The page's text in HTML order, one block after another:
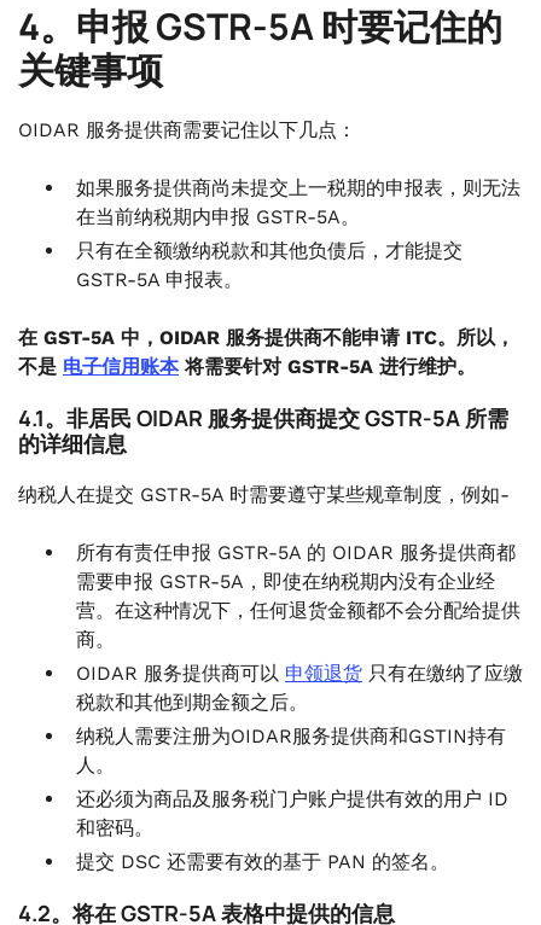
4。申报 GSTR-5A 时要记住的
关键事项
OIDAR 服务提供商需要记住以下几点：
如果服务提供商尚未提交上一税期的申报表，则无法
在当前纳税期内申报 GSTR-5A。
只有在全额缴纳税款和其他负债后，才能提交
GSTR-5A 申报表。
在 GST-5A 中，OIDAR 服务提供商不能申请 ITC。所以，
不是 电子信用账本将需要针对 GSTR-5A 进行维护。
4.1。非居民 OIDAR 服务提供商提交 GSTR-5A 所需
的详细信息
纳税人在提交 GSTR-5A 时需要遵守某些规章制度，例如-
所有有责任申报 GSTR-5A 的 OIDAR 服务提供商都
需要申报 GSTR-5A，即使在纳税期内没有企业经
营。在这种情况下，任何退货金额都不会分配给提供
商。
OIDAR 服务提供商可以 申领退货 只有在缴纳了应缴
税款和其他到期金额之后。
纳税人需要注册为OIDAR服务提供商和GSTIN持有
人。
还必须为商品及服务税门户账户提供有效的用户 ID
和密码。
提交 DSC 还需要有效的基于 PAN 的签名。
4.2。将在 GSTR-5A 表格中提供的信息